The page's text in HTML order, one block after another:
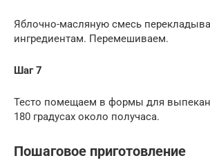
Яблочно-масляную смесь
ингредиентам. Перемешиваем.
Шаг 7
Тесто помещаем в формы для
180 градусах около получаса.
Пошаговое приготовление